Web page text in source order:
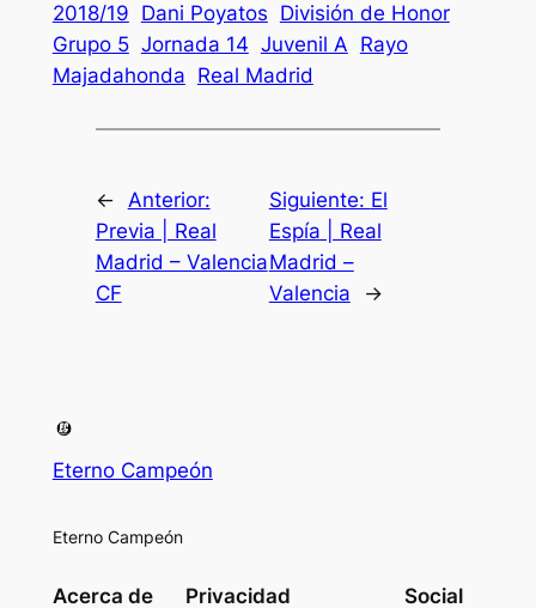
2018/19 Dani Poyatos División de Honor
Grupo 5 Jornada 14 Juvenil A Rayo
Majadahonda Real Madrid
←
Anterior:
Previa | Real
Madrid – Valencia
CF
Siguiente: El
Espía | Real
Madrid –
Valencia
→
Eterno Campeón
Eterno Campeón
Acerca de Privacidad Social